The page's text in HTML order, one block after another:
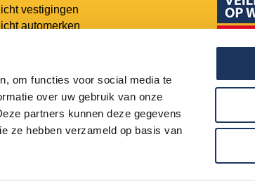
om functies voor social media te
over uw gebruik van onze
partners kunnen deze gegevens
ze hebben verzameld op basis van
vestigingen
automerken
portal
portal